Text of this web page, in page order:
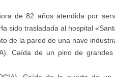
de 82 años atendida por
sido trasladada al hospital
de la pared de una nave
Caída de un pino de